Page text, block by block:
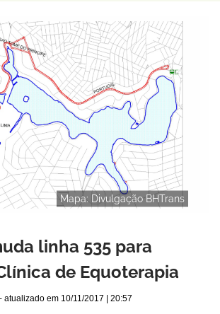
Mapa: Divulgação BHTrans
linha 535 para
de Equoterapia
- atualizado em 10/11/2017 | 20:57